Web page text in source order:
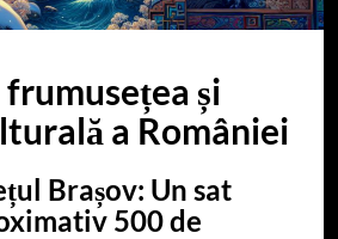
și
a României
Brașov: Un sat
500 de